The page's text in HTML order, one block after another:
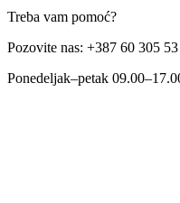
Treba vam pomoć?
Pozovite nas: +387 60 305 53
Ponedeljak–petak